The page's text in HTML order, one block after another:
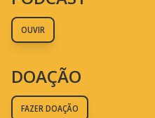
OUVIR
DOAÇÃO
FAZER DOAÇÃO